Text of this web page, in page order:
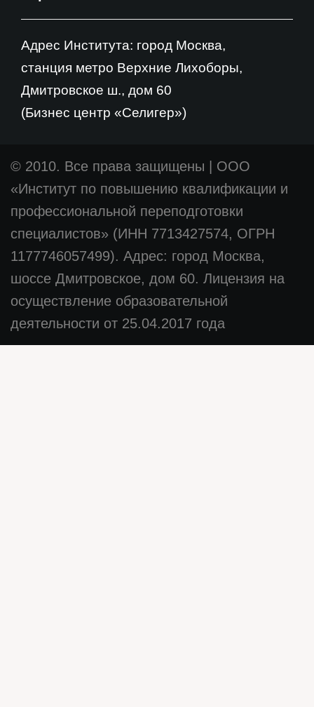
Адрес Института: город Москва,
станция метро Верхние Лихоборы,
Дмитровское ш., дом 60
(Бизнес центр «Селигер»)
© 2010. Все права защищены
ООО
«Институт по повышению квалификации и
профессиональной переподготовки
специалистов» (ИНН 7713427574, ОГРН
1177746057499). Адрес: город Москва,
шоссе Дмитровское, дом 60. Лицензия на
осуществление образовательной
деятельности от 25.04.2017 года